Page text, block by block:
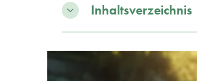
Inhaltsverzeichnis